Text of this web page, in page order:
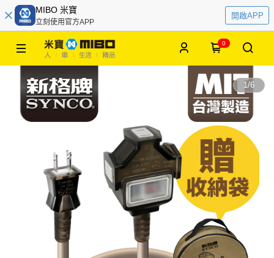
MIBO 米寶
立刻使用官方APP
開啟APP
0
1/6